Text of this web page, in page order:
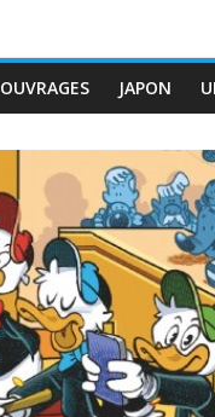
OUVRAGES JAPON